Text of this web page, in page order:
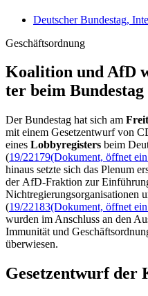
Deutscher Bundestag,
Geschäftsordnung
Koalition und AfD
ter beim
Der Bundestag hat sich am
mit einem Gesetzentwurf von
eines Lobbyregisters beim
(19/22179(Dokument, öffnet ein
hinaus setzte sich das Plenum
der AfD-Fraktion zur
Nichtregierungsorganisationen
(19/22183(Dokument, öffnet ein
wurden im Anschluss an den
Immunität und
überwiesen.
Gesetzentwurf der